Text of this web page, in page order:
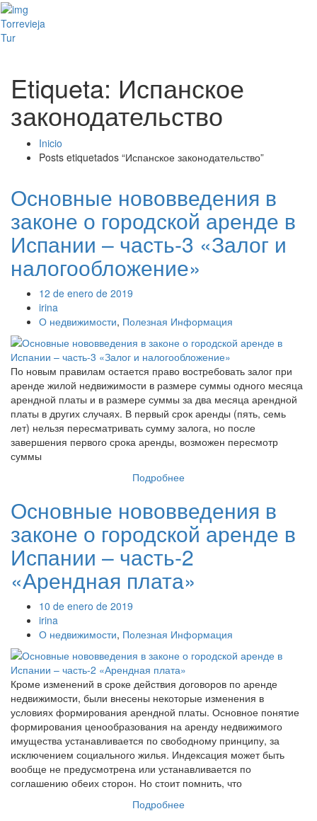
Torrevieja
Tur
Etiqueta: Испанское
законодательство
Inicio
Posts etiquetados “Испанское законодательство”
Основные нововведения в
законе о городской аренде в
Испании – часть-3 «Залог и
налогообложение»
12 de enero de 2019
irina
О недвижимости, Полезная Информация
По новым правилам остается право востребовать залог при
аренде жилой недвижимости в размере суммы одного месяца
арендной платы и в размере суммы за два месяца арендной
платы в других случаях. В первый срок аренды (пять, семь
лет) нельзя пересматривать сумму залога, но после
завершения первого срока аренды, возможен пересмотр
суммы
Подробнее
Основные нововведения в
законе о городской аренде в
Испании – часть-2
«Арендная плата»
10 de enero de 2019
irina
О недвижимости, Полезная Информация
Кроме изменений в сроке действия договоров по аренде
недвижимости, были внесены некоторые изменения в
условиях формирования арендной платы. Основное понятие
формирования ценообразования на аренду недвижимого
имущества устанавливается по свободному принципу, за
исключением социального жилья. Индексация может быть
вообще не предусмотрена или устанавливается по
соглашению обеих сторон. Но стоит помнить, что
Подробнее